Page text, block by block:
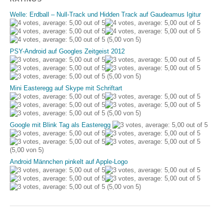
Welle: Erdball – Null-Track und Hidden Track auf Gaudeamus Igitur
(5,00 von 5)
PSY-Android auf Googles Zeitgeist 2012
(5,00 von 5)
Mini Easteregg auf Skype mit Schriftart
(5,00 von 5)
Google mit Blink Tag als Easteregg
(5,00 von 5)
Android Männchen pinkelt auf Apple-Logo
(5,00 von 5)